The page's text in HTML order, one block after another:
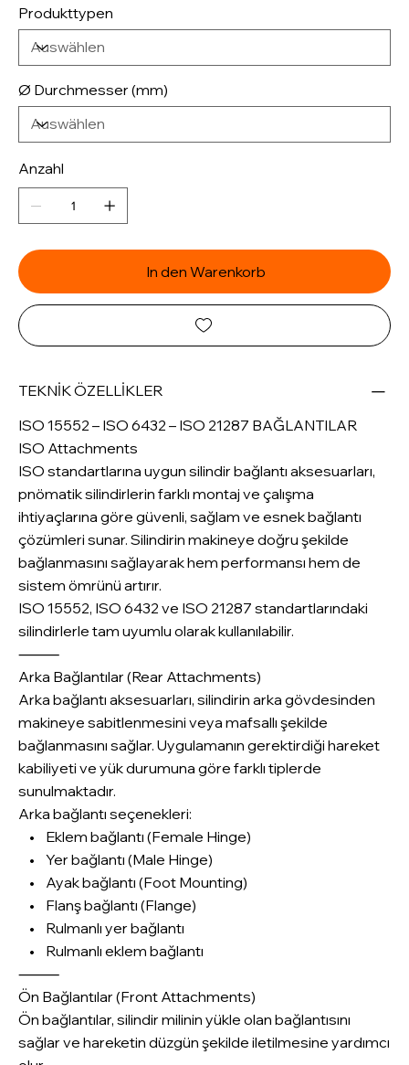
Produkttypen
Ø Durchmesser (mm)
Anzahl
In den Warenkorb
TEKNİK ÖZELLİKLER
ISO 15552 – ISO 6432 – ISO 21287 BAĞLANTILAR
ISO Attachments
ISO standartlarına uygun silindir bağlantı aksesuarları,
pnömatik silindirlerin farklı montaj ve çalışma
ihtiyaçlarına göre güvenli, sağlam ve esnek bağlantı
çözümleri sunar. Silindirin makineye doğru şekilde
bağlanmasını sağlayarak hem performansı hem de
sistem ömrünü artırır.
ISO 15552, ISO 6432 ve ISO 21287 standartlarındaki
silindirlerle tam uyumlu olarak kullanılabilir.
⸻
Arka Bağlantılar (Rear Attachments)
Arka bağlantı aksesuarları, silindirin arka gövdesinden
makineye sabitlenmesini veya mafsallı şekilde
bağlanmasını sağlar. Uygulamanın gerektirdiği hareket
kabiliyeti ve yük durumuna göre farklı tiplerde
sunulmaktadır.
Arka bağlantı seçenekleri:
• Eklem bağlantı (Female Hinge)
• Yer bağlantı (Male Hinge)
• Ayak bağlantı (Foot Mounting)
• Flanş bağlantı (Flange)
• Rulmanlı yer bağlantı
• Rulmanlı eklem bağlantı
⸻
Ön Bağlantılar (Front Attachments)
Ön bağlantılar, silindir milinin yükle olan bağlantısını
sağlar ve hareketin düzgün şekilde iletilmesine yardımcı